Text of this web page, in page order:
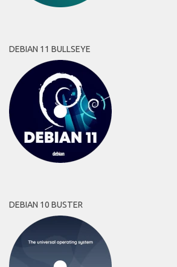
DEBIAN 11 BULLSEYE
DEBIAN 10 BUSTER